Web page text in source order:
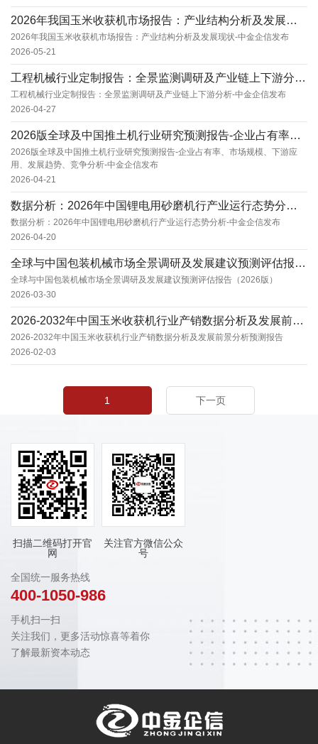
2026年我国玉米收获机市场报告：产业结构分析及发展现状-中金企信发布
2026年我国玉米收获机市场报告：产业结构分析及发展现状-中金企信发布
2026-05-21
工程机械行业定制报告：全景监测调研及产业链上下游分析-中金企信发布
工程机械行业定制报告：全景监测调研及产业链上下游分析-中金企信发布
2026-04-27
2026版全球及中国推土机行业研究预测报告-企业占有率、市场规模、下游应用、发展趋势、竞争...
2026版全球及中国推土机行业研究预测报告-企业占有率、市场规模、下游应
用、发展趋势、竞争分析-中金企信发布
2026-04-21
数据分析：2026年中国锂电用砂磨机行产业运行态势分析-中金企信发布
数据分析：2026年中国锂电用砂磨机行产业运行态势分析-中金企信发布
2026-04-20
全球与中国包装机械市场全景调研及发展建议预测评估报告（2026版）
全球与中国包装机械市场全景调研及发展建议预测评估报告（2026版）
2026-03-30
2026-2032年中国玉米收获机行业产销数据分析及发展前景分析预测报告
2026-2032年中国玉米收获机行业产销数据分析及发展前景分析预测报告
2026-02-03
1 下一页
扫描二维码打开官
网
关注官方微信公众
号
全国统一服务热线
400-1050-986
手机扫一扫
关注我们，更多活动惊喜等着你
了解最新资本动态